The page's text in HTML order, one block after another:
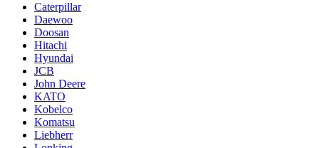
Caterpillar
Daewoo
Doosan
Hitachi
Hyundai
JCB
John Deere
KATO
Kobelco
Komatsu
Liebherr